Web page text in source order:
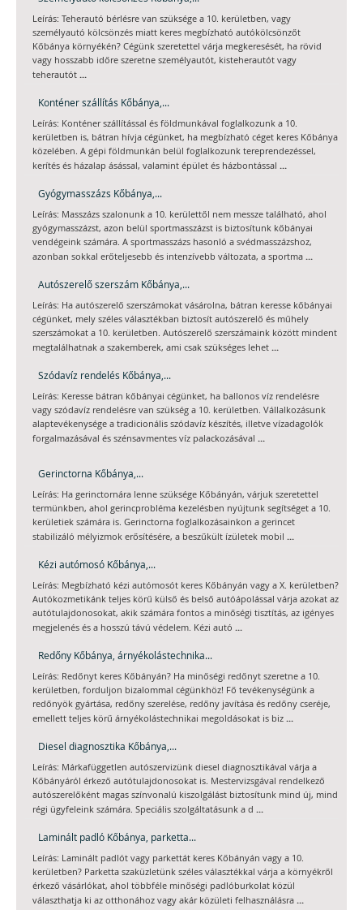
Leírás: Teherautó bérlésre van szüksége a 10. kerületben, vagy
személyautó kölcsönzés miatt keres megbízható autókölcsönzőt
Kőbánya környékén? Cégünk szeretettel várja megkeresését, ha rövid
vagy hosszabb időre szeretne személyautót, kisteherautót vagy
teherautót ...
Konténer szállítás Kőbánya,...
Leírás: Konténer szállítással és földmunkával foglalkozunk a 10.
kerületben is, bátran hívja cégünket, ha megbízható céget keres Kőbánya
közelében. A gépi földmunkán belül foglalkozunk tereprendezéssel,
kerítés és házalap ásással, valamint épület és házbontással ...
Gyógymasszázs Kőbánya,...
Leírás: Masszázs szalonunk a 10. kerülettől nem messze található, ahol
gyógymasszázst, azon belül sportmasszázst is biztosítunk kőbányai
vendégeink számára. A sportmasszázs hasonló a svédmasszázshoz,
azonban sokkal erőteljesebb és intenzívebb változata, a sportma ...
Autószerelő szerszám Kőbánya,...
Leírás: Ha autószerelő szerszámokat vásárolna, bátran keresse kőbányai
cégünket, mely széles választékban biztosít autószerelő és műhely
szerszámokat a 10. kerületben. Autószerelő szerszámaink között mindent
megtalálhatnak a szakemberek, ami csak szükséges lehet ...
Szódavíz rendelés Kőbánya,...
Leírás: Keresse bátran kőbányai cégünket, ha ballonos víz rendelésre
vagy szódavíz rendelésre van szükség a 10. kerületben. Vállalkozásunk
alaptevékenysége a tradicionális szódavíz készítés, illetve vízadagolók
forgalmazásával és szénsavmentes víz palackozásával ...
Gerinctorna Kőbánya,...
Leírás: Ha gerinctornára lenne szüksége Kőbányán, várjuk szeretettel
termünkben, ahol gerincprobléma kezelésben nyújtunk segítséget a 10.
kerületiek számára is. Gerinctorna foglalkozásainkon a gerincet
stabilizáló mélyizmok erősítésére, a beszűkült ízületek mobil ...
Kézi autómosó Kőbánya,...
Leírás: Megbízható kézi autómosót keres Kőbányán vagy a X. kerületben?
Autókozmetikánk teljes körű külső és belső autóápolással várja azokat az
autótulajdonosokat, akik számára fontos a minőségi tisztítás, az igényes
megjelenés és a hosszú távú védelem. Kézi autó ...
Redőny Kőbánya, árnyékolástechnika...
Leírás: Redőnyt keres Kőbányán? Ha minőségi redőnyt szeretne a 10.
kerületben, forduljon bizalommal cégünkhöz! Fő tevékenységünk a
redőnyök gyártása, redőny szerelése, redőny javítása és redőny cseréje,
emellett teljes körű árnyékolástechnikai megoldásokat is biz ...
Diesel diagnosztika Kőbánya,...
Leírás: Márkafüggetlen autószervizünk diesel diagnosztikával várja a
Kőbányáról érkező autótulajdonosokat is. Mestervizsgával rendelkező
autószerelőként magas színvonalú kiszolgálást biztosítunk mind új, mind
régi ügyfeleink számára. Speciális szolgáltatásunk a d ...
Laminált padló Kőbánya, parketta...
Leírás: Laminált padlót vagy parkettát keres Kőbányán vagy a 10.
kerületben? Parketta szaküzletünk széles választékkal várja a környékről
érkező vásárlókat, ahol többféle minőségi padlóburkolat közül
választhatja ki az otthonához vagy akár közületi felhasználásra ...